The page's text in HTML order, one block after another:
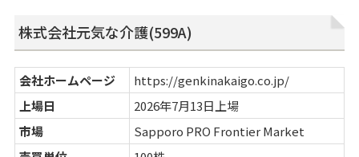
株式会社元気な介護(599A)
会社ホームページ
https://genkinakaigo.co.jp/
上場日
2026年7月13日上場
市場
Sapporo PRO Frontier Market